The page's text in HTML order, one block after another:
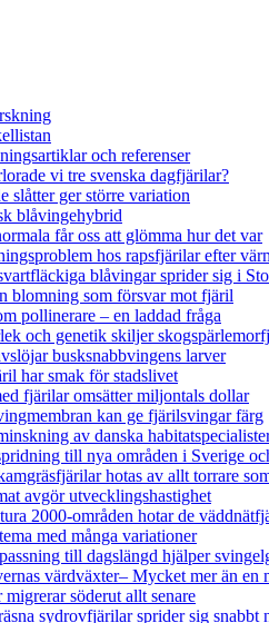
och referenser
vi tre svenska dagfjärilar?
slåtter ger större variation
blåvingehybrid
får oss att glömma hur det var
hos rapsfjärilar efter
blåvingar sprider sig i
blomning som försvar mot fjäril
pollinerare – en laddad fråga
och genetik skiljer
busksnabbvingens larver
har smak för stadslivet
fjärilar omsätter miljontals dollar
kan ge fjärilsvingar färg
av danska
till nya områden i Sverige
hotas av allt torrare
avgör utvecklingshastighet
2000-områden hotar de
med många variationer
till dagslängd hjälper
värdväxter– Mycket mer än en
söderut allt senare
sydrovfjärilar sprider sig snabbt